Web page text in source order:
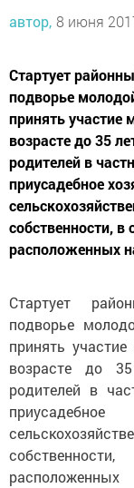
автор, 8 июня
Стартует
подворье
принять участие
возрасте до 35
родителей в
приусадебное
собственности, в
расположенных
Стартует
подворье
принять
возрасте до
родителей в